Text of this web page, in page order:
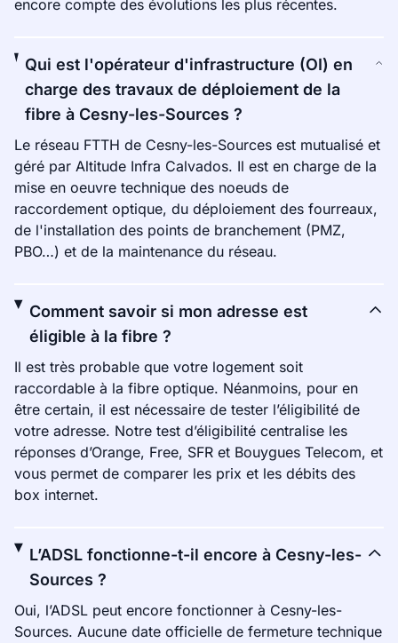
encore compte des évolutions les plus récentes.
Qui est l'opérateur d'infrastructure (OI) en
charge des travaux de déploiement de la
fibre à Cesny-les-Sources ?
Le réseau FTTH de Cesny-les-Sources est mutualisé et
géré par Altitude Infra Calvados. Il est en charge de la
mise en oeuvre technique des noeuds de
raccordement optique, du déploiement des fourreaux,
de l'installation des points de branchement (PMZ,
PBO…) et de la maintenance du réseau.
Comment savoir si mon adresse est
éligible à la fibre ?
Il est très probable que votre logement soit
raccordable à la fibre optique. Néanmoins, pour en
être certain, il est nécessaire de tester l’éligibilité de
votre adresse. Notre test d’éligibilité centralise les
réponses d’Orange, Free, SFR et Bouygues Telecom, et
vous permet de comparer les prix et les débits des
box internet.
L’ADSL fonctionne-t-il encore à Cesny-les-
Sources ?
Oui, l’ADSL peut encore fonctionner à Cesny-les-
Sources. Aucune date officielle de fermeture technique